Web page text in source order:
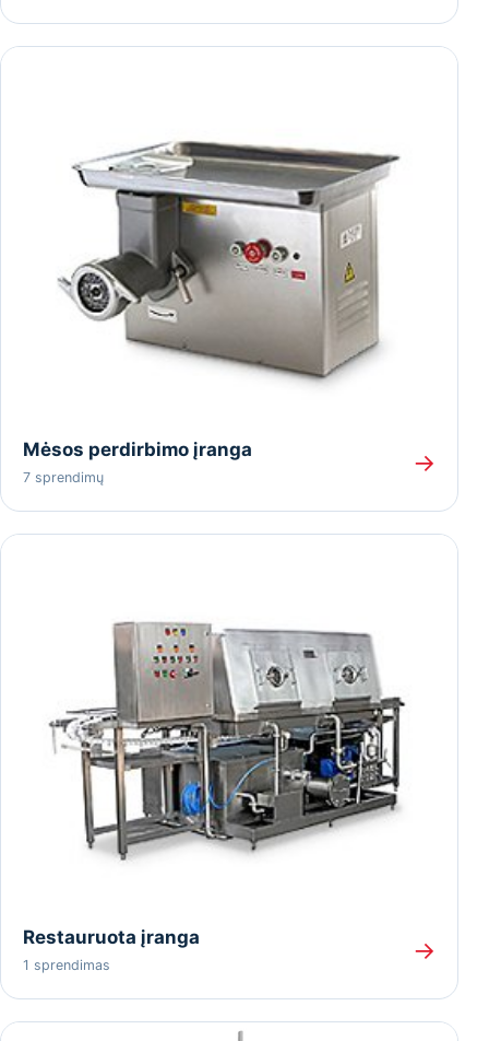
Mėsos perdirbimo įranga
7 sprendimų
→
Restauruota įranga
1 sprendimas
→